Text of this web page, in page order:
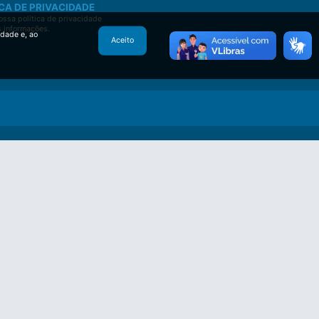
DE PRIVACIDADE
política de privacidade
informações.
e, ao
Aceito